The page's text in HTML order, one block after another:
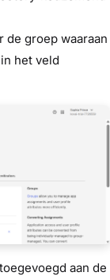
de groep waaraan
het veld
aan de